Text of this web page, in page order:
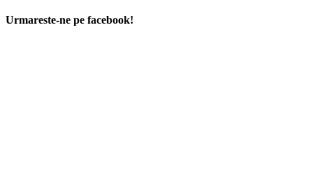
Urmareste-ne pe facebook!